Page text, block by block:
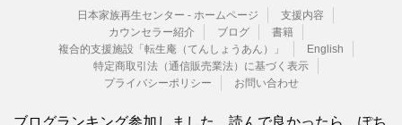
日本家族再生センター - ホームページ
支援内容
カウンセラー紹介
ブログ
書籍
複合的支援施設「転生庵（てんしょうあん）」
English
特定商取引法（通信販売業法）に基づく表示
プライバシーポリシー
お問い合わせ
ブログランキング参加しました。読んで良かったら、ぽち